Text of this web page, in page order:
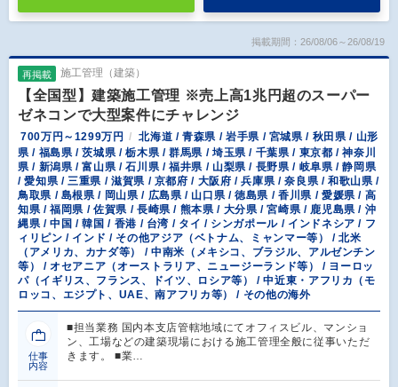
掲載期間：26/08/06～26/08/19
再掲載 施工管理（建築）
【全国型】建築施工管理 ※売上高1兆円超のスーパー
ゼネコンで大型案件にチャレンジ
700万円～1299万円
北海道 / 青森県 / 岩手県 / 宮城県 / 秋田県 / 山形
県 / 福島県 / 茨城県 / 栃木県 / 群馬県 / 埼玉県 / 千葉県 / 東京都 / 神奈川
県 / 新潟県 / 富山県 / 石川県 / 福井県 / 山梨県 / 長野県 / 岐阜県 / 静岡県
/ 愛知県 / 三重県 / 滋賀県 / 京都府 / 大阪府 / 兵庫県 / 奈良県 / 和歌山県 /
鳥取県 / 島根県 / 岡山県 / 広島県 / 山口県 / 徳島県 / 香川県 / 愛媛県 / 高
知県 / 福岡県 / 佐賀県 / 長崎県 / 熊本県 / 大分県 / 宮崎県 / 鹿児島県 / 沖
縄県 / 中国 / 韓国 / 香港 / 台湾 / タイ / シンガポール / インドネシア / フ
ィリピン / インド / その他アジア（ベトナム、ミャンマー等） / 北米
（アメリカ、カナダ等） / 中南米（メキシコ、ブラジル、アルゼンチン
等） / オセアニア（オーストラリア、ニュージーランド等） / ヨーロッ
パ（イギリス、フランス、ドイツ、ロシア等） / 中近東・アフリカ（モ
ロッコ、エジプト、UAE、南アフリカ等） / その他の海外
仕事
内容
■担当業務 国内本支店管轄地域にてオフィスビル、マンショ
ン、工場などの建築現場における施工管理全般に従事いただ
きます。 ■業…